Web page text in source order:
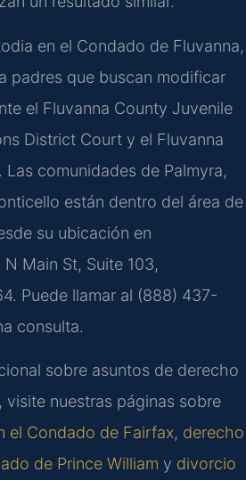
en el Condado de Fluvanna,
padres que buscan modificar
el Fluvanna County Juvenile
District Court y el Fluvanna
comunidades de Palmyra,
están dentro del área de
su ubicación en
Main St, Suite 103,
Puede llamar al (888) 437-
consulta.
sobre asuntos de derecho
visite nuestras páginas sobre
el Condado de Fairfax, derecho
de Prince William y divorcio